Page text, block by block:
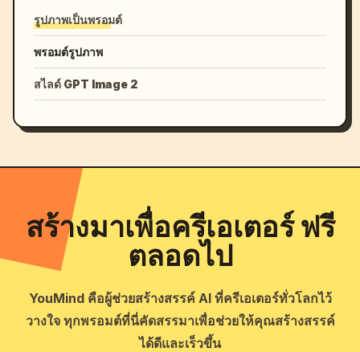
รูปภาพเป็นพรอมต์
พรอมต์รูปภาพ
สไลด์ GPT Image 2
สร้างมาเพื่อครีเอเตอร์ ฟรี
ตลอดไป
YouMind คือผู้ช่วยสร้างสรรค์ AI ที่ครีเอเตอร์ทั่วโลกไว้
วางใจ ทุกพรอมต์ที่นี่คัดสรรมาเพื่อช่วยให้คุณสร้างสรรค์
ได้ดีและเร็วขึ้น